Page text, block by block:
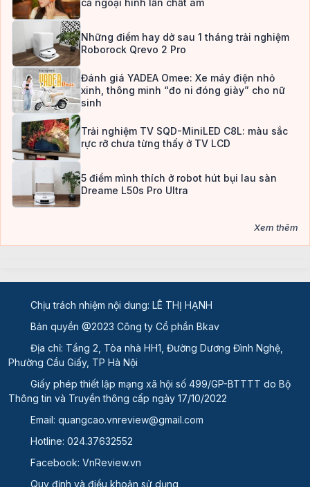
cả ngoại hình lẫn chất âm
Những điểm hay dở sau 1 tháng trải nghiệm
Roborock Qrevo 2 Pro
Đánh giá YADEA Omee: Xe máy điện nhỏ
xinh, thông minh “đo ni đóng giày” cho nữ
sinh
Trải nghiệm TV SQD-MiniLED C8L: màu sắc
rực rỡ chưa từng thấy ở TV LCD
5 điểm mình thích ở robot hút bụi lau sàn
Dreame L50s Pro Ultra
Xem thêm
Chịu trách nhiệm nội dung: LÊ THỊ HẠNH
Bản quyền @2023 Công ty Cổ phần Bkav
Địa chỉ: Tầng 2, Tòa nhà HH1, Đường Dương Đình Nghệ,
Phường Cầu Giấy, TP Hà Nội
Giấy phép thiết lập mạng xã hội số 499/GP-BTTTT do Bộ
Thông tin và Truyền thông cấp ngày 17/10/2022
Email: quangcao.vnreview@gmail.com
Hotline: 024.37632552
Facebook: VnReview.vn
Quy định và điều khoản sử dụng